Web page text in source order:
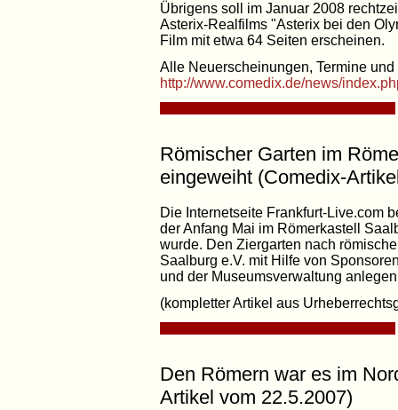
Übrigens soll im Januar 2008
Asterix-Realfilms "Asterix bei den
Film mit etwa 64 Seiten erscheinen.
Alle Neuerscheinungen, Termine
http://www.comedix.de/news/
Römischer Garten im
eingeweiht (Comedix-
Die Internetseite Frankfurt-Live.com
der Anfang Mai im Römerkastell
wurde. Den Ziergarten nach
Saalburg e.V. mit Hilfe von
und der Museumsverwaltung
(kompletter Artikel aus
Den Römern war es im
Artikel vom 22.5.2007)